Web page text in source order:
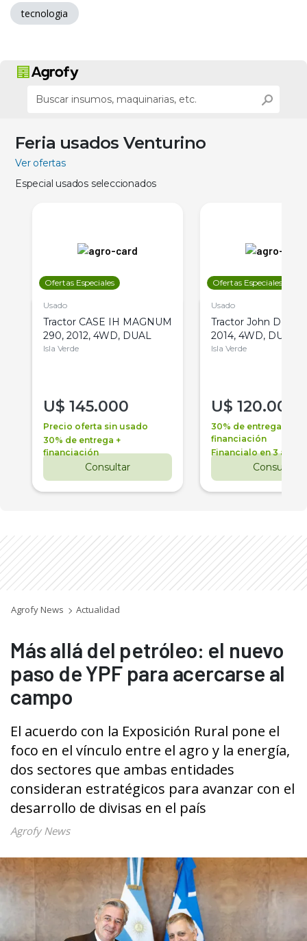
tecnologia
Feria usados Venturino
Ver ofertas
Especial usados seleccionados
Ofertas Especiales
Usado
Tractor CASE IH MAGNUM
290, 2012, 4WD, DUAL
Isla Verde
U$ 145.000
Precio oferta sin usado
30% de entrega +
financiación
Consultar
Ofertas Especiales
Usado
Tractor John Deere
2014, 4WD, DUAL
Isla Verde
U$ 120.000
30% de entrega +
financiación
Financialo en 3 años
Consultar
Agrofy News Actualidad
Más allá del petróleo: el nuevo
paso de YPF para acercarse al
campo
El acuerdo con la Exposición Rural pone el
foco en el vínculo entre el agro y la energía,
dos sectores que ambas entidades
consideran estratégicos para avanzar con el
desarrollo de divisas en el país
Agrofy News